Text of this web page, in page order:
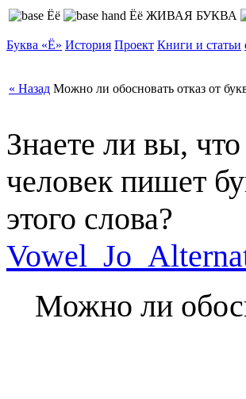
ЖИВАЯ БУКВА
Буква «Ё» История Проект Книги и статьи
« Назад Можно ли обосновать отказ от
Знаете ли вы,
человек пишет
этого слова?
Можно ли